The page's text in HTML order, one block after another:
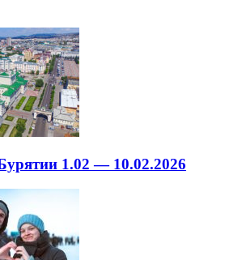
1.02 — 10.02.2026